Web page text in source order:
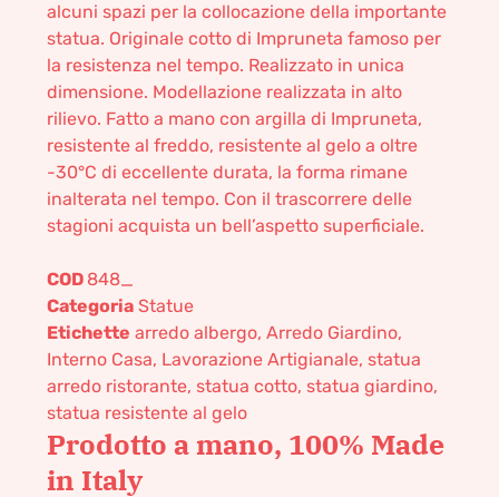
alcuni spazi per la collocazione della importante
statua. Originale cotto di Impruneta famoso per
la resistenza nel tempo. Realizzato in unica
dimensione. Modellazione realizzata in alto
rilievo. Fatto a mano con argilla di Impruneta,
resistente al freddo, resistente al gelo a oltre
-30°C di eccellente durata, la forma rimane
inalterata nel tempo. Con il trascorrere delle
stagioni acquista un bell’aspetto superficiale.
COD 848_
Categoria Statue
Etichette arredo albergo, Arredo Giardino,
Interno Casa, Lavorazione Artigianale, statua
arredo ristorante, statua cotto, statua giardino,
statua resistente al gelo
Prodotto a mano, 100% Made
in Italy